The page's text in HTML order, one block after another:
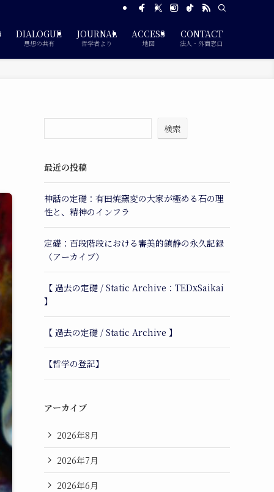
DIALOGUE
思想の共有
JOURNAL
哲学者より
ACCESS
地図
CONTACT
法人・外商窓口
検索
最近の投稿
神話の定礎：有田焼窯変の大家が極める石の理
性と、精神のインフラ
定礎：百段階段における審美的鎮静の永久記録
（アーカイブ）
【 過去の定礎 / Static Archive：TEDxSaikai
】
【 過去の定礎 / Static Archive 】
【哲学の登記】
アーカイブ
2026年8月
2026年7月
2026年6月